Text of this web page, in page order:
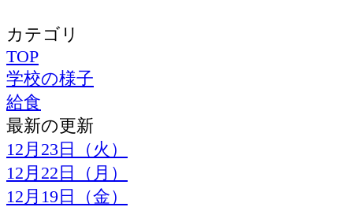
カテゴリ
TOP
学校の様子
給食
最新の更新
12月23日（火）
12月22日（月）
12月19日（金）